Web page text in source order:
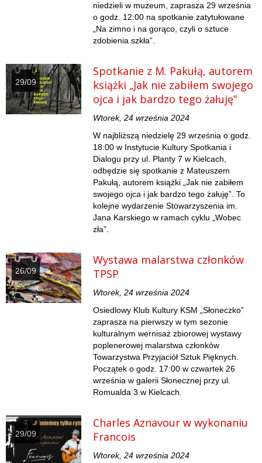
niedzieli w muzeum, zaprasza 29 września
o godz. 12:00 na spotkanie zatytułowane
„Na zimno i na gorąco, czyli o sztuce
zdobienia szkła”.
29/09
Spotkanie z M. Pakułą, autorem
książki „Jak nie zabiłem swojego
ojca i jak bardzo tego żałuję”
Wtorek, 24 września 2024
W najbliższą niedzielę 29 września o godz.
18:00 w Instytucie Kultury Spotkania i
Dialogu przy ul. Planty 7 w Kielcach,
odbędzie się spotkanie z Mateuszem
Pakułą, autorem książki „Jak nie zabiłem
swojego ojca i jak bardzo tego żałuję”. To
kolejne wydarzenie Stowarzyszenia im.
Jana Karskiego w ramach cyklu „Wobec
zła”.
26/09
Wystawa malarstwa członków
TPSP
Wtorek, 24 września 2024
Osiedlowy Klub Kultury KSM „Słoneczko”
zaprasza na pierwszy w tym sezonie
kulturalnym wernisaż zbiorowej wystawy
poplenerowej malarstwa członków
Towarzystwa Przyjaciół Sztuk Pięknych.
Początek o godz. 17:00 w czwartek 26
września w galerii Słonecznej przy ul.
Romualda 3 w Kielcach.
29/09
Charles Aznavour w wykonaniu
Francois
Wtorek, 24 września 2024